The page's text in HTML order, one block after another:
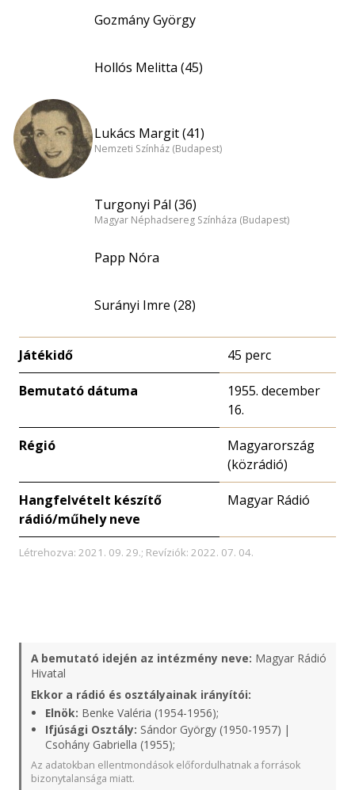
Gozmány György
Hollós Melitta (45)
Lukács Margit (41)
Nemzeti Színház (Budapest)
Turgonyi Pál (36)
Magyar Néphadsereg Színháza (Budapest)
Papp Nóra
Surányi Imre (28)
Játékidő 45 perc
Bemutató dátuma
1955. december
16.
Régió
Magyarország
(közrádió)
Hangfelvételt készítő
rádió/műhely neve
Magyar Rádió
Létrehozva: 2021. 09. 29.; Revíziók: 2022. 07. 04.
A bemutató idején az intézmény neve: Magyar Rádió
Hivatal
Ekkor a rádió és osztályainak irányítói:
Elnök: Benke Valéria (1954-1956);
Ifjúsági Osztály: Sándor György (1950-1957) |
Csohány Gabriella (1955);
Az adatokban ellentmondások előfordulhatnak a források
bizonytalansága miatt.